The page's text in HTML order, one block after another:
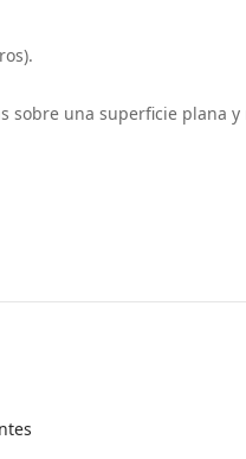
sobre una superficie plana